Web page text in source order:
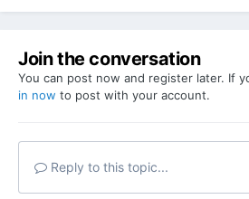
Join the conversation
You can post now and register later. If
in now to post with your account.
Reply to this topic...